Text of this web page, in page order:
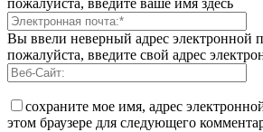
пожалуйста, введите ваше имя здесь
Вы ввели неверный адрес электронной
пожалуйста, введите свой адрес
сохраните мое имя, адрес
этом браузере для следующего